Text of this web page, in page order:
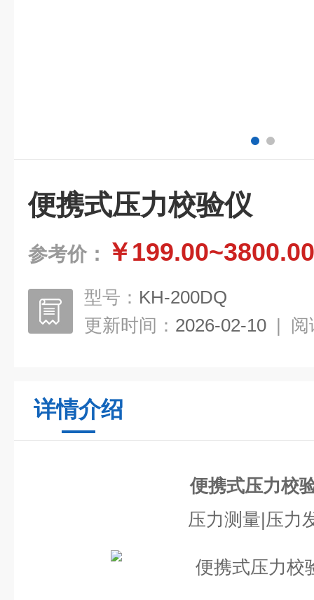
便携式压力校验仪
参考价： ￥199.00~3800.00
型号： KH-200DQ
更新时间： 2026-02-10 | 阅
详情介绍
便携式压力校
压力测量|压力